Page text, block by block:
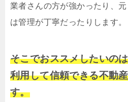
業者さんの方が強かったり、
は管理が丁寧だったりします。
そこでおススメしたいの
利用して信頼できる不動
す。